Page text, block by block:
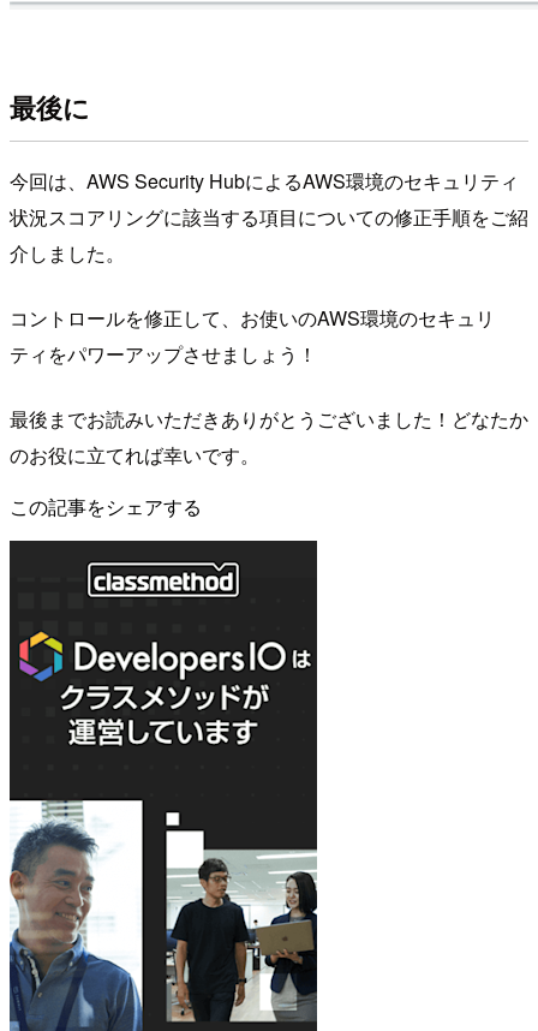
最後に
今回は、AWS Security HubによるAWS環境のセキュリティ
状況スコアリングに該当する項目についての修正手順をご紹
介しました。
コントロールを修正して、お使いのAWS環境のセキュリ
ティをパワーアップさせましょう！
最後までお読みいただきありがとうございました！どなたか
のお役に立てれば幸いです。
この記事をシェアする